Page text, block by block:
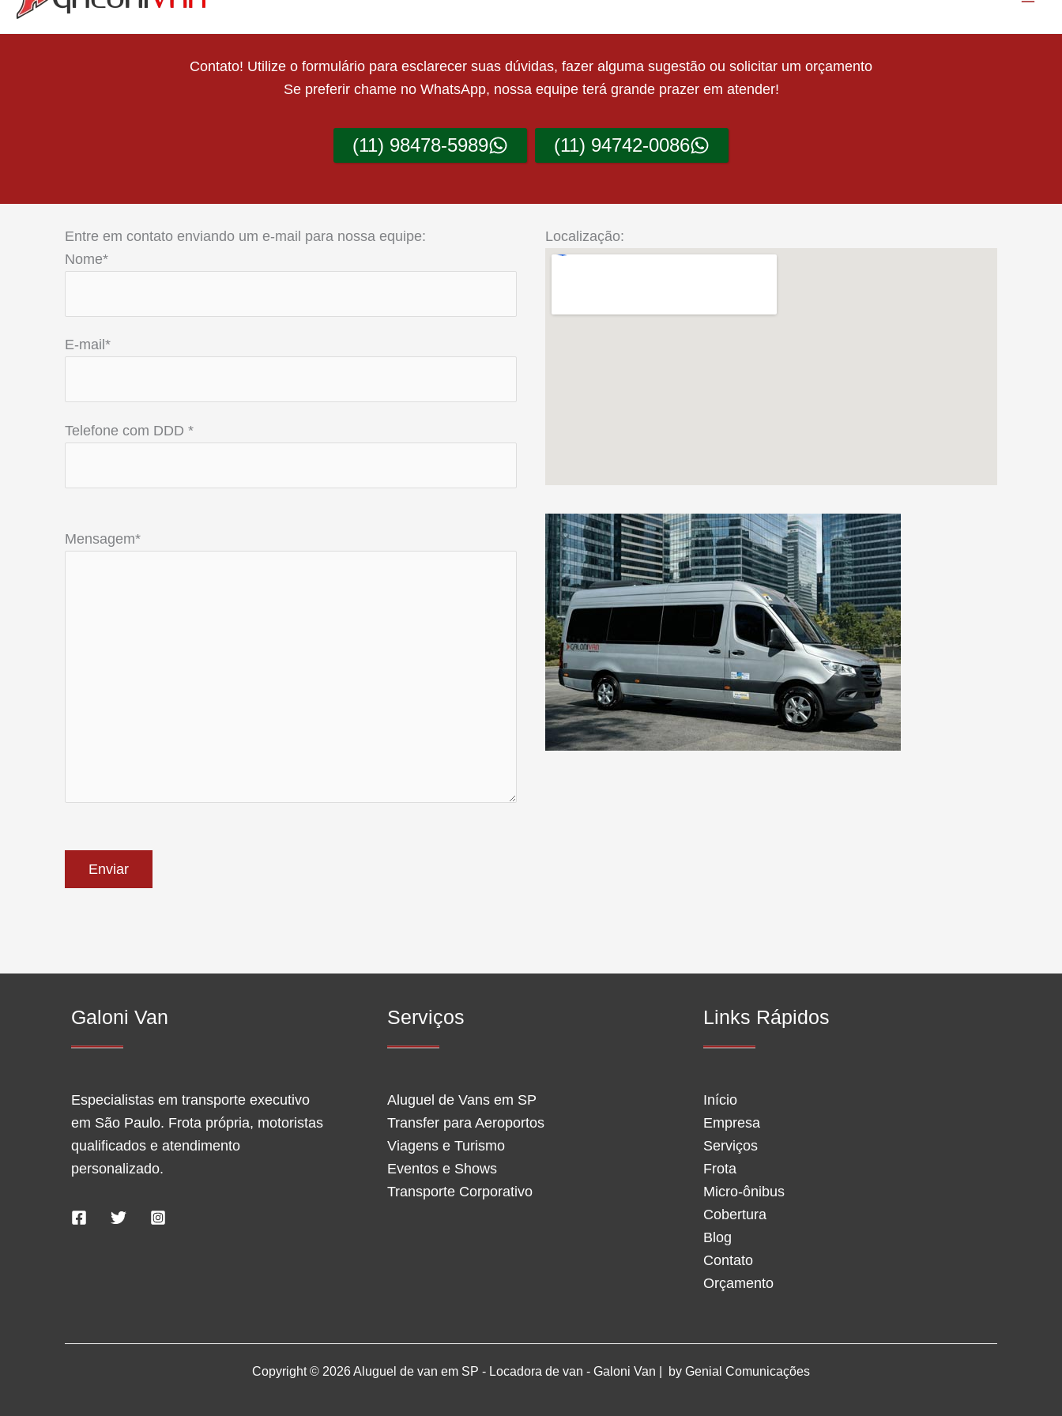
Contato! Utilize o formulário para esclarecer suas dúvidas, fazer alguma sugestão ou solicitar um orçamento
Se preferir chame no WhatsApp, nossa equipe terá grande prazer em atender!
(11) 98478-5989 (11) 94742-0086
Entre em contato enviando um e-mail para nossa equipe:
Nome*
E-mail*
Telefone com DDD *
Mensagem*
Localização:
Galoni Van
Especialistas em transporte executivo
em São Paulo. Frota própria, motoristas
qualificados e atendimento
personalizado.
Serviços
Aluguel de Vans em SP
Transfer para Aeroportos
Viagens e Turismo
Eventos e Shows
Transporte Corporativo
Links Rápidos
Início
Empresa
Serviços
Frota
Micro-ônibus
Cobertura
Blog
Contato
Orçamento
Copyright © 2026 Aluguel de van em SP - Locadora de van - Galoni Van | by Genial Comunicações